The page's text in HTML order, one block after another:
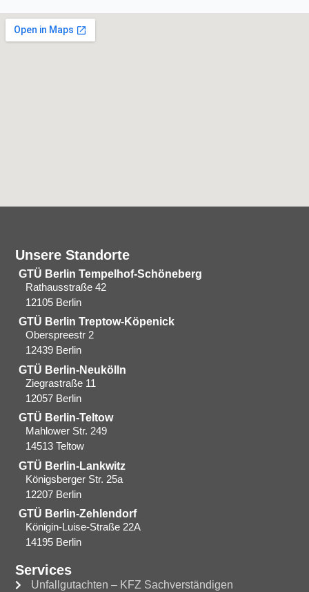
Unsere Standorte
GTÜ Berlin Tempelhof-Schöneberg
Rathausstraße 42
12105 Berlin
GTÜ Berlin Treptow-Köpenick
Oberspreestr 2
12439 Berlin​
GTÜ Berlin-Neukölln
Ziegrastraße 11
12057 Berlin
GTÜ Berlin-Teltow
Mahlower Str. 249
14513 Teltow
GTÜ Berlin-Lankwitz
Königsberger Str. 25a
12207 Berlin
GTÜ Berlin-Zehlendorf
Königin-Luise-Straße 22A
14195 Berlin
Services
Unfallgutachten – KFZ Sachverständigen